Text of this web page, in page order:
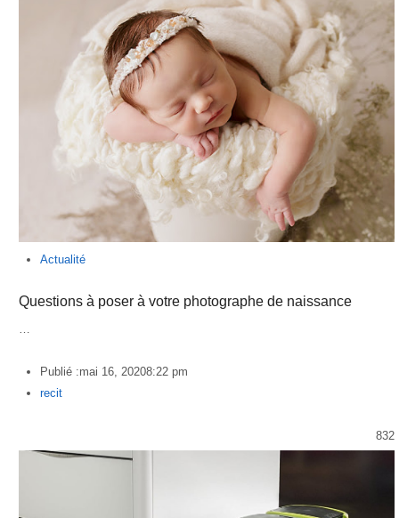
Actualité
Questions à poser à votre photographe de naissance
…
Publié :mai 16, 20208:22 pm
Author
recit
832